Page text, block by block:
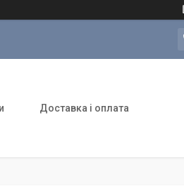
Доставка і оплата